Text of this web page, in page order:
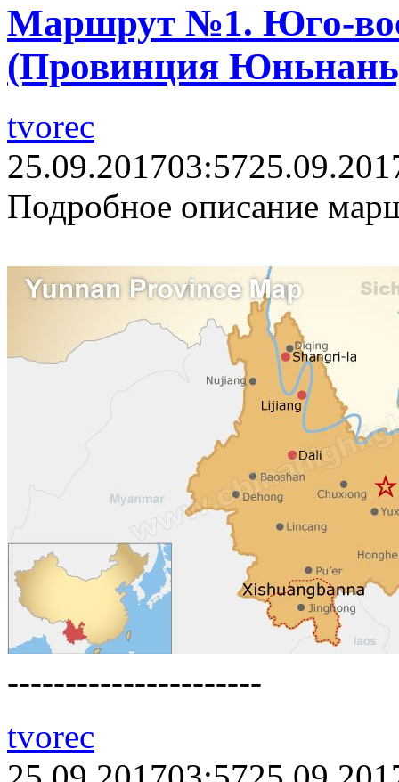
Маршрут №1. Юго-
(Провинция
tvorec
25.09.201703:57
Подробное описание
----------------------
tvorec